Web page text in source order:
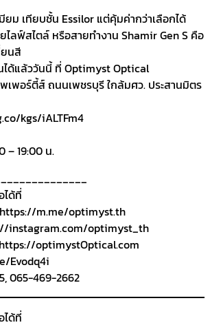
ม เทียบชั้น Essilor แต่คุ้มค่ากว่าเลือกได้
ไลฟ์สไตล์ หรือสายทำงาน Shamir Gen S คือ
ยนสี
ได้แล้ววันนี้ ที่ Optimyst Optical
เพอร์ตี้ส์ ถนนเพชรบุรี ใกล้มศว. ประสานมิตร
kgs/iALTFm4
– 19:00 น.
ได้ที่
https://m.me/optimyst.th
instagram.com/optimyst_th
optimystOptical.com
Evodq4i
065-469-2662
ได้ที่